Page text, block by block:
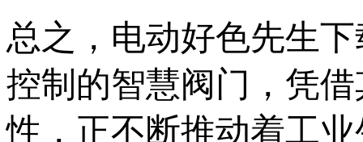
总之，电动好色先
控制的智慧阀门，凭
性，正不断推动着工